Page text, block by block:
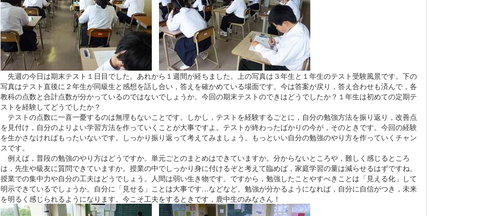
先週の今日は期末テスト１日目でした。あれから１週間が経ちました。上の写真は３年生と１年生のテスト受験風景です。下の
写真はテスト直後に２年生が同級生と感想を話し合い，答えを確かめている場面です。今は答案が戻り，答え合わせも済んで，各
教科の点数と合計点数が分かっているのではないでしょうか。今回の期末テストのできはどうでしたか？１年生は初めての定期テ
ストを経験してどうでしたか？
テストの点数に一喜一憂するのは無理もないことです。しかし，テストを経験するごとに，自分の勉強方法を振り返り，改善点
を見付け，自分のよりよい学習方法を作っていくことが大事ですよ。テストが終わったばかりの今が，そのときです。今回の経験
を生かさなければもったいないです。しっかり振り返って考えてみましょう。もっといい自分の勉強のやり方を作っていくチャン
スです。
例えば，普段の勉強のやり方はどうですか。単元ごとのまとめはできていますか。分からないところや，難しく感じるところ
は，先生や級友に質問できていますか。授業の中でしっかり身に付けるぞと考えて臨めば，家庭学習の量は減らせるはずですね。
授業での集中力や自分の工夫はどうでしょう。人間は弱い生き物です。ですから，勉強したことやすべきことは「見える化」して
明示できているでしょうか。自分に「見せる」ことは大事です…などなど。勉強が分かるようになれば，自分に自信がつき，未来
を明るく感じられるようになります。今こそ工夫をするときです，鹿中生のみなさん！